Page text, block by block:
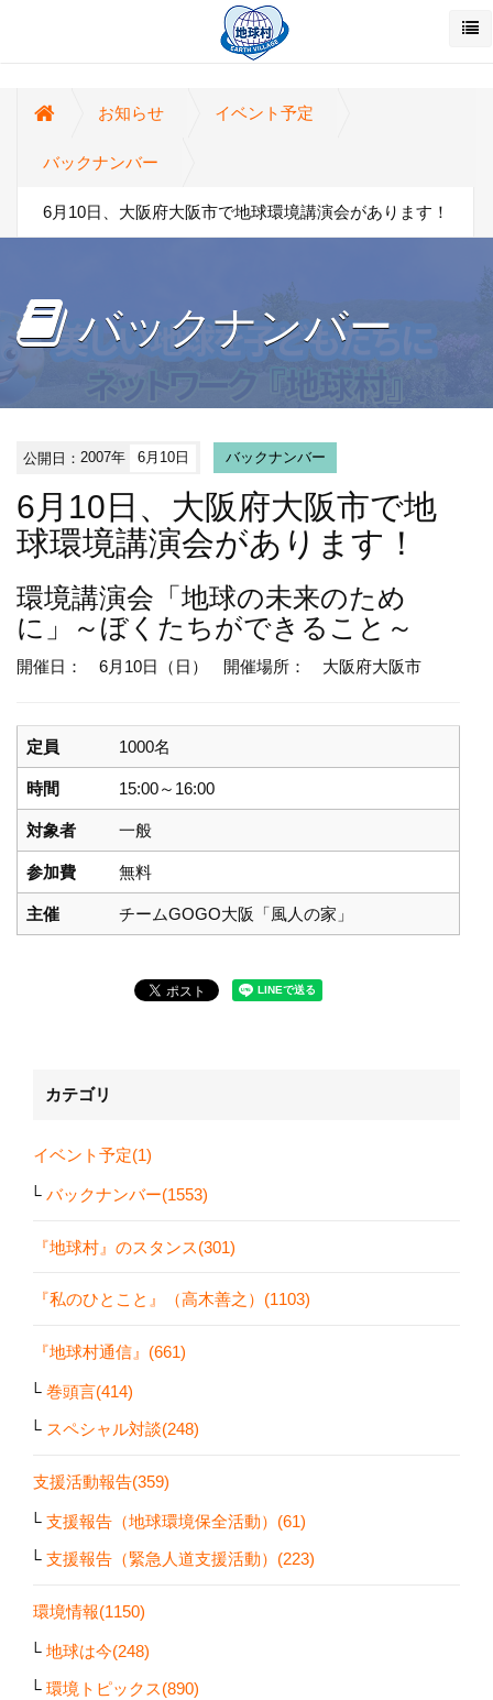
お知らせ イベント予定
バックナンバー
6月10日、大阪府大阪市で地球環境講演会があります！
バックナンバー
公開日：2007年 6月10日 バックナンバー
6月10日、大阪府大阪市で地
球環境講演会があります！
環境講演会 「地球の未来のため
に」～ぼくたちができること～
開催日： 6月10日（日） 開催場所： 大阪府大阪市
定員 1000名
時間 15:00～16:00
対象者 一般
参加費 無料
主催 チームGOGO大阪「風人の家」
カテゴリ
イベント予定(1)
バックナンバー(1553)
『地球村』のスタンス(301)
『私のひとこと』（高木善之）(1103)
『地球村通信』(661)
巻頭言(414)
スペシャル対談(248)
支援活動報告(359)
支援報告（地球環境保全活動）(61)
支援報告（緊急人道支援活動）(223)
環境情報(1150)
地球は今(248)
環境トピックス(890)